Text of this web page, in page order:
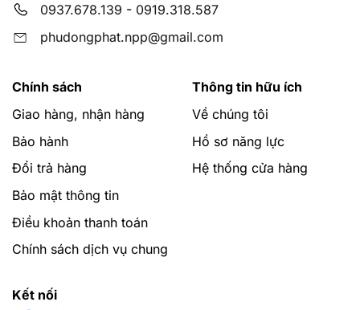
0937.678.139 - 0919.318.587
phudongphat.npp@gmail.com
Chính sách
Giao hàng, nhận hàng
Bảo hành
Đổi trả hàng
Bảo mật thông tin
Điều khoản thanh toán
Chính sách dịch vụ chung
Thông tin hữu ích
Về chúng tôi
Hồ sơ năng lực
Hệ thống cửa hàng
Kết nối